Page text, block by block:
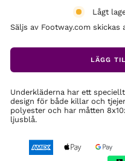
Lågt
Säljs av Footway.com skickas
LÄGG
Underkläderna har ett
design för både killar och
polyester och har måtten
ljusblå.